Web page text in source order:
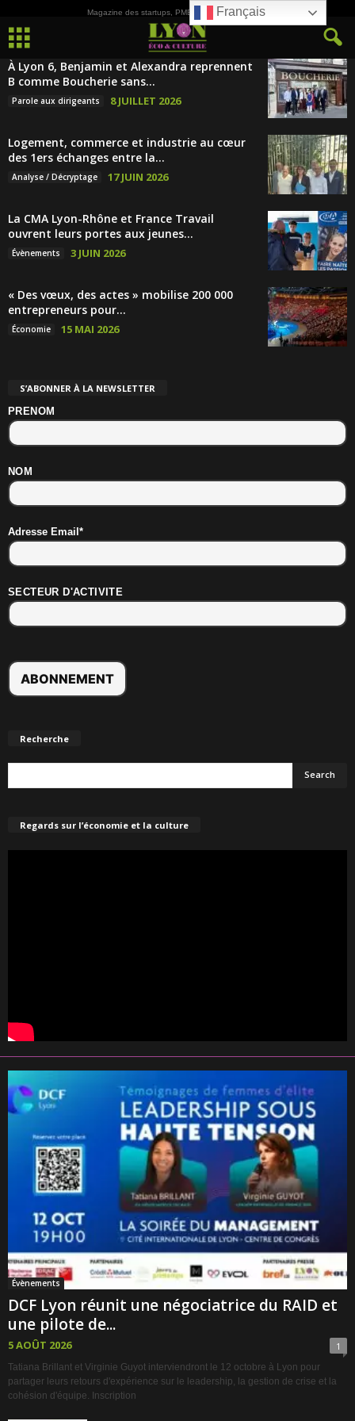
Magazine des startups, PME, ETI et de la Culture
À Lyon 6, Benjamin et Alexandra reprennent
B comme Boucherie sans...
Parole aux dirigeants 8 JUILLET 2026
Logement, commerce et industrie au cœur
des 1ers échanges entre la...
Analyse / Décryptage 17 JUIN 2026
La CMA Lyon-Rhône et France Travail
ouvrent leurs portes aux jeunes...
Évènements 3 JUIN 2026
« Des vœux, des actes » mobilise 200 000
entrepreneurs pour...
Économie 15 MAI 2026
S’ABONNER À LA NEWSLETTER
PRENOM
NOM
Adresse Email*
SECTEUR D'ACTIVITE
Recherche
Regards sur l’économie et la culture
Évènements
DCF Lyon réunit une négociatrice du RAID et
une pilote de...
5 AOÛT 2026 1
Tatiana Brillant et Virginie Guyot interviendront le 12 octobre à Lyon pour
partager leurs retours d'expérience sur le leadership, la gestion de crise et la
cohésion d'équipe. Inscription
Français